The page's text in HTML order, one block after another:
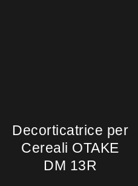
Decorticatrice per
Cereali OTAKE
DM 13R